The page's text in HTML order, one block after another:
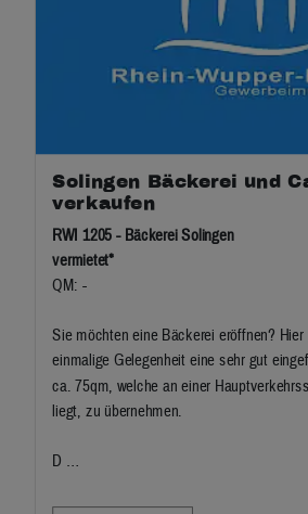
Solingen Bäckerei und
verkaufen
RWI 1205 - Bäckerei Solingen
vermietet*
QM: -
Sie möchten eine Bäckerei eröffnen?
einmalige Gelegenheit eine sehr gut
ca. 75qm, welche an einer
liegt, zu übernehmen.
D …